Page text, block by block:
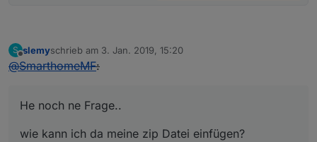
S
Offline
slemyschrieb am 3. Jan. 2019, 15:20
zuletzt editiert von
@SmarthomeMF:
He noch ne Frage..
wie kann ich da meine zip Datei einfügen?